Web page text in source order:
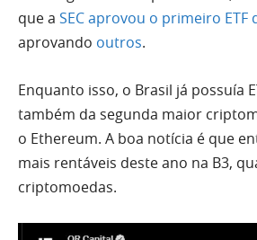
que a SEC aprovou o primeiro ETF
aprovando outros.
Enquanto isso, o Brasil já possuía
também da segunda maior
o Ethereum. A boa notícia é que
mais rentáveis deste ano na B3,
criptomoedas.